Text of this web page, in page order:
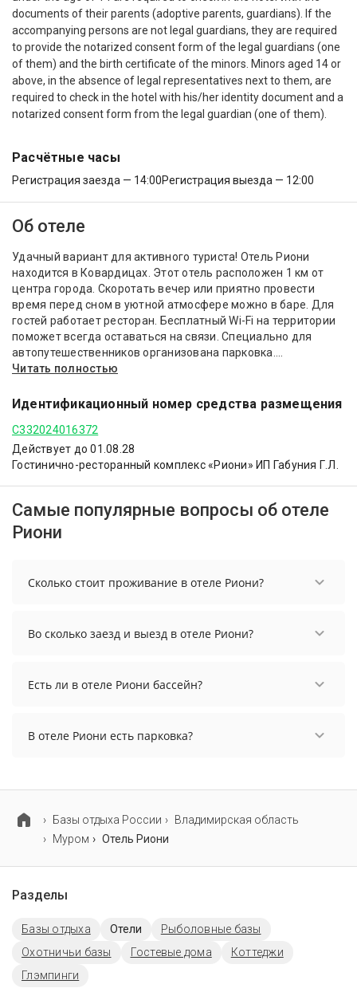
documents of their parents (adoptive parents, guardians). If the
accompanying persons are not legal guardians, they are required
to provide the notarized consent form of the legal guardians (one
of them) and the birth certificate of the minors. Minors aged 14 or
above, in the absence of legal representatives next to them, are
required to check in the hotel with his/her identity document and a
notarized consent form from the legal guardian (one of them).
Расчётные часы
Регистрация заезда — 14:00Регистрация выезда — 12:00
Об отеле
Удачный вариант для активного туриста! Отель Риони
находится в Ковардицах. Этот отель расположен 1 км от
центра города. Скоротать вечер или приятно провести
время перед сном в уютной атмосфере можно в баре. Для
гостей работает ресторан. Бесплатный Wi-Fi на территории
поможет всегда оставаться на связи. Специально для
автопутешественников организована парковка....
Читать полностью
Идентификационный номер средства размещения
С332024016372
Действует до 01.08.28
Гостинично-ресторанный комплекс «Риони» ИП Габуния Г.Л.
Самые популярные вопросы об отеле
Риони
Сколько стоит проживание в отеле Риони?
начинается от 4024 рублей. Чтобы увидеть
актуальные цены на проживание, выберите
Во сколько заезд и выезд в отеле Риони?
осуществить до 12:00.
Есть ли в отеле Риони бассейн?
В отеле Риони есть парковка?
отдельно.
Базы отдыха России
Владимирская область
Муром
Отель Риони
Разделы
Базы отдыха Отели
Рыболовные базы
Охотничьи базы
Гостевые дома
Коттеджи
Глэмпинги